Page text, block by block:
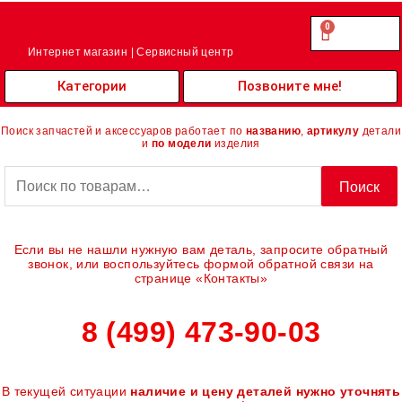
Перейти
Интернет магазин | Сервисный центр
0.00
0
Cart
Категории Позвоните мне!
Поиск запчастей и аксессуаров работает по названию артикулу детали
и по модели изделия
Поиск
Если вы не нашли нужную вам деталь, запросите обратный
звонок, или воспользуйтесь формой обратной связи на
странице «Контакты»
8 (499) 473-90-03
В текущей ситуации наличие и цену деталей нужно уточнять